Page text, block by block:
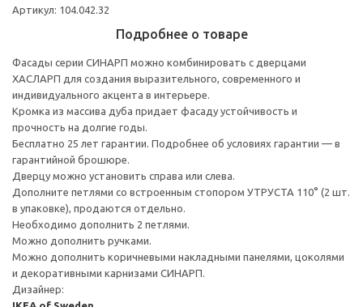
Артикул: 104.042.32
Подробнее о товаре
Фасады серии СИНАРП можно комбинировать с дверцами
ХАСЛАРП для создания выразительного, современного и
индивидуального акцента в интерьере.
Кромка из массива дуба придает фасаду устойчивость и
прочность на долгие годы.
Бесплатно 25 лет гарантии. Подробнее об условиях гарантии — в
гарантийной брошюре.
Дверцу можно установить справа или слева.
Дополните петлями со встроенным стопором УТРУСТА 110° (2 шт.
в упаковке), продаются отдельно.
Необходимо дополнить 2 петлями.
Можно дополнить ручками.
Можно дополнить коричневыми накладными панелями, цоколями
и декоративными карнизами СИНАРП.
Дизайнер: